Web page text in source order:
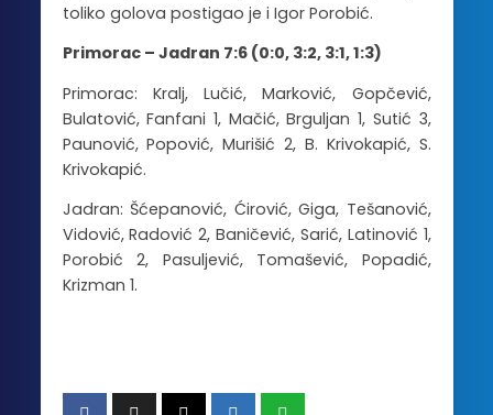
toliko golova postigao je i Igor Porobić.
Primorac – Jadran 7:6 (0:0, 3:2, 3:1, 1:3)
Primorac: Kralj, Lučić, Marković, Gopčević,
Bulatović, Fanfani 1, Mačić, Brguljan 1, Sutić 3,
Paunović, Popović, Murišić 2, B. Krivokapić, S.
Krivokapić.
Jadran: Šćepanović, Ćirović, Giga, Tešanović,
Vidović, Radović 2, Baničević, Sarić, Latinović 1,
Porobić 2, Pasuljević, Tomašević, Popadić,
Krizman 1.